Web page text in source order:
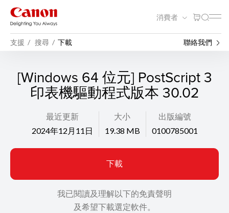
消費者
支援 搜尋 下載 聯絡我們
[Windows 64 位元] PostScript 3
印表機驅動程式版本 30.02
最近更新
2024年12月11日
大小
19.38 MB
出版編號
0100785001
下載
我已閱讀及理解以下的免責聲明
及希望下載選定軟件。